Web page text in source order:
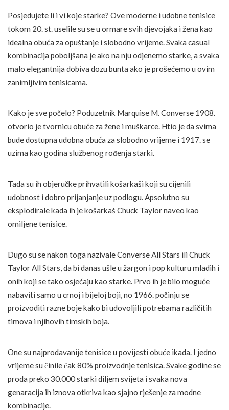
Posjedujete li i vi koje starke? Ove moderne i udobne tenisice
tokom 20. st. uselile su se u ormare svih djevojaka i žena kao
idealna obuća za opuštanje i slobodno vrijeme. Svaka casual
kombinacija poboljšana je ako na nju odjenemo starke, a svaka
malo elegantnija dobiva dozu bunta ako je prošećemo u ovim
zanimljivim tenisicama.
Kako je sve počelo? Poduzetnik Marquise M. Converse 1908.
otvorio je tvornicu obuće za žene i muškarce. Htio je da svima
bude dostupna udobna obuća za slobodno vrijeme i 1917. se
uzima kao godina službenog rođenja starki.
Tada su ih objeručke prihvatili košarkaši koji su cijenili
udobnost i dobro prijanjanje uz podlogu. Apsolutno su
eksplodirale kada ih je košarkaš Chuck Taylor naveo kao
omiljene tenisice.
Dugo su se nakon toga nazivale Converse All Stars ili Chuck
Taylor All Stars, da bi danas ušle u žargon i pop kulturu mladih i
onih koji se tako osjećaju kao starke. Prvo ih je bilo moguće
nabaviti samo u crnoj i bijeloj boji, no 1966. počinju se
proizvoditi razne boje kako bi udovoljili potrebama različitih
timova i njihovih timskih boja.
One su najprodavanije tenisice u povijesti obuće ikada. I jedno
vrijeme su činile čak 80% proizvodnje tenisica. Svake godine se
proda preko 30.000 starki diljem svijeta i svaka nova
genaracija ih iznova otkriva kao sjajno rješenje za modne
kombinacije.